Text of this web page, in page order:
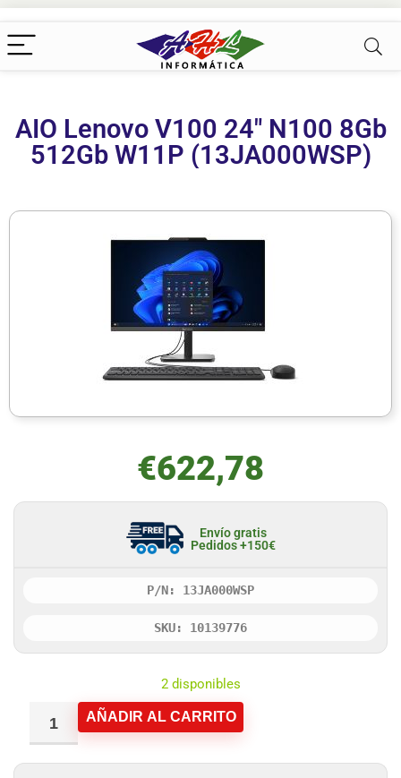
AIO Lenovo V100 24″ N100 8Gb
512Gb W11P (13JA000WSP)
€622,78
Envío gratis
Pedidos +150€
P/N: 13JA000WSP
SKU: 10139776
2 disponibles
AÑADIR AL CARRITO